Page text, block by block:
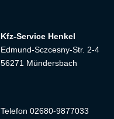
Kfz-Service Henkel
Edmund-Sczcesny-Str. 2-4
56271 Mündersbach
Telefon 02680-9877033